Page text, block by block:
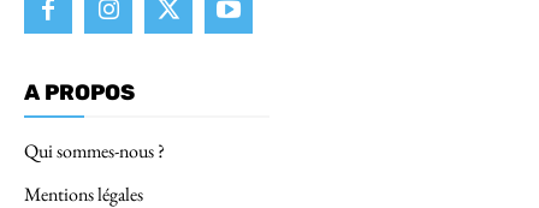
A PROPOS
Qui sommes-nous ?
Mentions légales